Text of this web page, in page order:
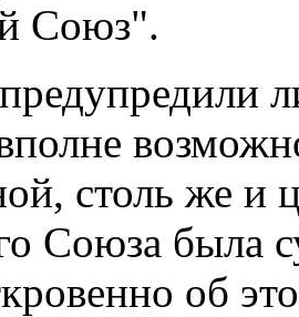
Союз".
столь же и
Союза была
об